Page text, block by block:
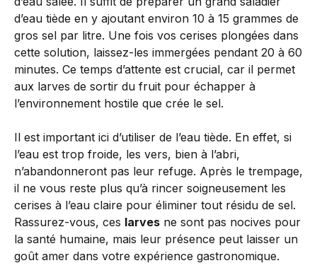
d’eau tiède en y ajoutant environ 10 à 15 grammes de
gros sel par litre. Une fois vos cerises plongées dans
cette solution, laissez-les immergées pendant 20 à 60
minutes. Ce temps d’attente est crucial, car il permet
aux larves de sortir du fruit pour échapper à
l’environnement hostile que crée le sel.
Il est important ici d’utiliser de l’eau tiède. En effet, si
l’eau est trop froide, les vers, bien à l’abri,
n’abandonneront pas leur refuge. Après le trempage,
il ne vous reste plus qu’à rincer soigneusement les
cerises à l’eau claire pour éliminer tout résidu de sel.
Rassurez-vous, ces larves ne sont pas nocives pour
la santé humaine, mais leur présence peut laisser un
goût amer dans votre expérience gastronomique.